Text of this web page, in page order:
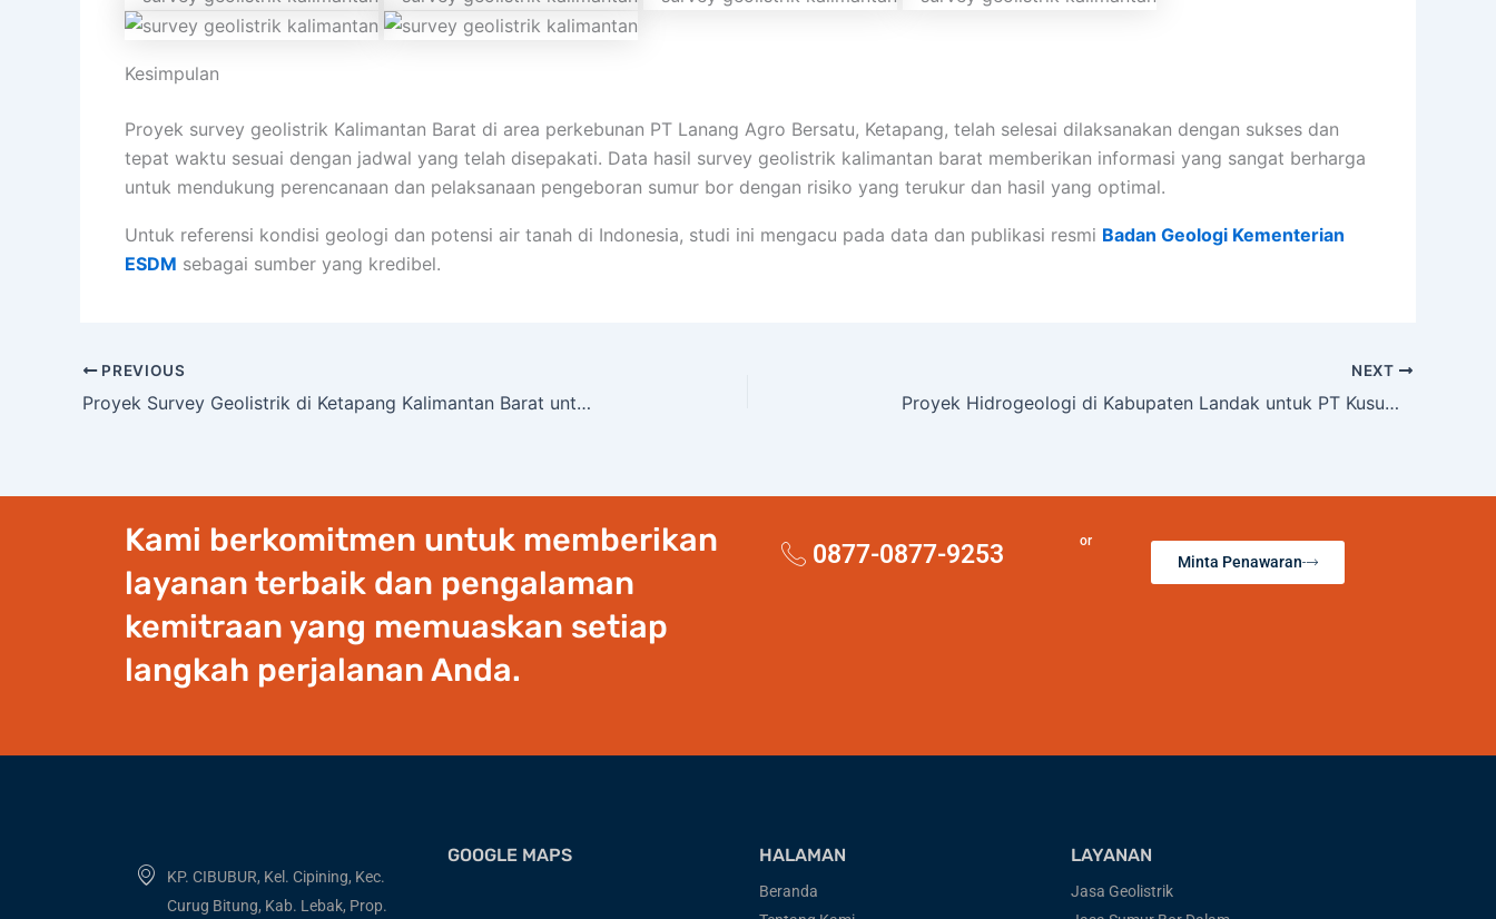
Kesimpulan
Proyek survey geolistrik Kalimantan Barat di area perkebunan PT Lanang Agro Bersatu, Ketapang, telah selesai dilaksanakan dengan sukses dan
tepat waktu sesuai dengan jadwal yang telah disepakati. Data hasil survey geolistrik kalimantan barat memberikan informasi yang sangat berharga
untuk mendukung perencanaan dan pelaksanaan pengeboran sumur bor dengan risiko yang terukur dan hasil yang optimal.
Untuk referensi kondisi geologi dan potensi air tanah di Indonesia, studi ini mengacu pada data dan publikasi resmi Badan Geologi Kementerian
ESDM sebagai sumber yang kredibel.
PREVIOUS
Proyek Survey Geolistrik di Ketapang Kalimantan Barat untuk PT Anugerah Palm Indonesia
NEXT
Proyek Hidrogeologi di Kabupaten Landak untuk PT Kusuma Mentari Makmur
Kami berkomitmen untuk memberikan
layanan terbaik dan pengalaman
kemitraan yang memuaskan setiap
langkah perjalanan Anda.
0877-0877-9253 or
Minta Penawaran
KP. CIBUBUR, Kel. Cipining, Kec.
Curug Bitung, Kab. Lebak, Prop.
GOOGLE MAPS HALAMAN
Beranda
LAYANAN
Jasa Geolistrik